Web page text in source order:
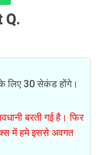
Q.
लिए 30 सेकंड होंगे।
बरती गई है। फिर
में हमे इससे अवगत